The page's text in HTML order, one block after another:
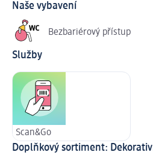
Naše vybavení
Bezbariérový přístup
Služby
Scan&Go
Doplňkový sortiment: